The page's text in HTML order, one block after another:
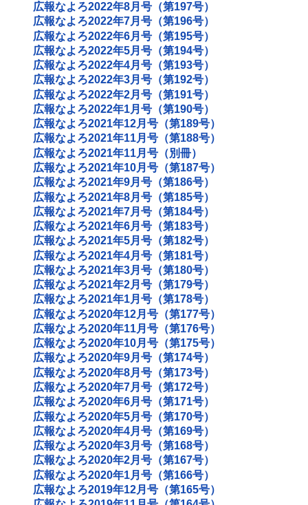
広報なよろ2022年8月号（第197号）
広報なよろ2022年7月号（第196号）
広報なよろ2022年6月号（第195号）
広報なよろ2022年5月号（第194号）
広報なよろ2022年4月号（第193号）
広報なよろ2022年3月号（第192号）
広報なよろ2022年2月号（第191号）
広報なよろ2022年1月号（第190号）
広報なよろ2021年12月号（第189号）
広報なよろ2021年11月号（第188号）
広報なよろ2021年11月号（別冊）
広報なよろ2021年10月号（第187号）
広報なよろ2021年9月号（第186号）
広報なよろ2021年8月号（第185号）
広報なよろ2021年7月号（第184号）
広報なよろ2021年6月号（第183号）
広報なよろ2021年5月号（第182号）
広報なよろ2021年4月号（第181号）
広報なよろ2021年3月号（第180号）
広報なよろ2021年2月号（第179号）
広報なよろ2021年1月号（第178号）
広報なよろ2020年12月号（第177号）
広報なよろ2020年11月号（第176号）
広報なよろ2020年10月号（第175号）
広報なよろ2020年9月号（第174号）
広報なよろ2020年8月号（第173号）
広報なよろ2020年7月号（第172号）
広報なよろ2020年6月号（第171号）
広報なよろ2020年5月号（第170号）
広報なよろ2020年4月号（第169号）
広報なよろ2020年3月号（第168号）
広報なよろ2020年2月号（第167号）
広報なよろ2020年1月号（第166号）
広報なよろ2019年12月号（第165号）